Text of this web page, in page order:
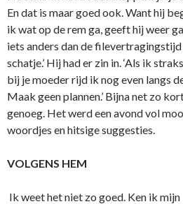
En dat is maar goed ook. Want hij
ik wat op de rem ga, geeft hij weer
iets anders dan de filevertragingstijd
schatje.’ Hij had er zin in. ‘Als ik
bij je moeder rijd ik nog even langs
Maak geen plannen.’ Bijna net zo
genoeg. Het werd een avond vol
woordjes en hitsige suggesties.
VOLGENS HEM
Ik weet het niet zo goed. Ken ik